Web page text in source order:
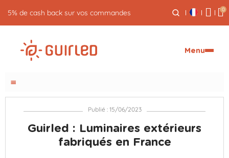
5% de cash back sur vos commandes 0
Menu
menu
Publié : 15/06/2023
Guirled : Luminaires extérieurs
fabriqués en France